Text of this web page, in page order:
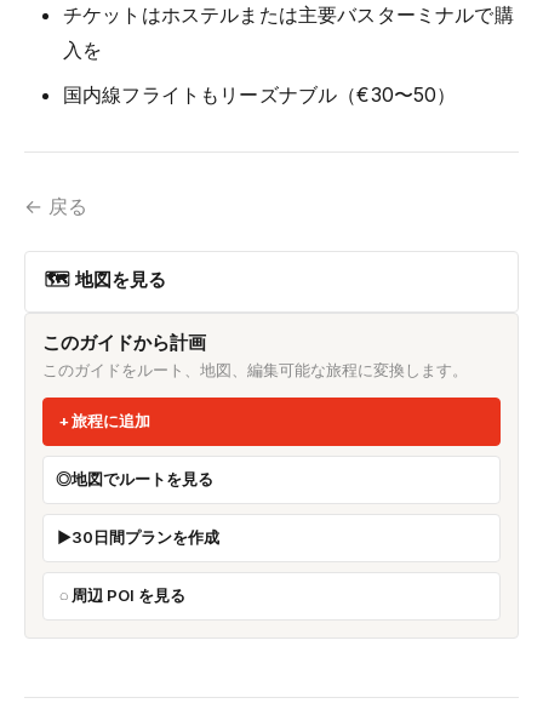
チケットはホステルまたは主要バスターミナルで購
入を
国内線フライトもリーズナブル（€30〜50）
← 戻る
🗺 地図を見る
このガイドから計画
このガイドをルート、地図、編集可能な旅程に変換します。
旅程に追加
地図でルートを見る
30日間プランを作成
周辺 POI を見る